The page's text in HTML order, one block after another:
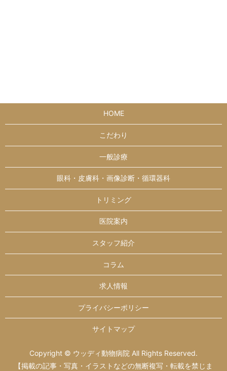
HOME
こだわり
一般診療
眼科・皮膚科・画像診断・循環器科
トリミング
医院案内
スタッフ紹介
コラム
求人情報
プライバシーポリシー
サイトマップ
Copyright © ウッディ動物病院 All Rights Reserved.
【掲載の記事・写真・イラストなどの無断複写・転載を禁じま